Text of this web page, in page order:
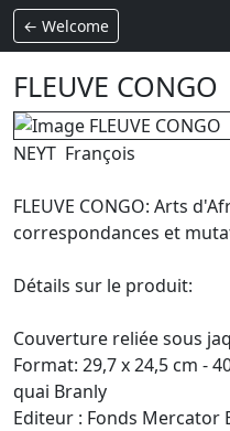
← Welcome
FLEUVE CONGO
NEYT François
FLEUVE CONGO: Arts
correspondances et
Détails sur le produit:
Couverture reliée sous
Format: 29,7 x 24,5 cm -
quai Branly
Editeur : Fonds Mercator